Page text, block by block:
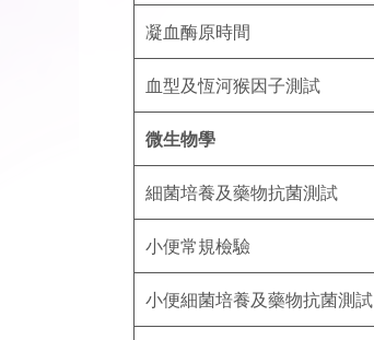
凝血酶原時間
血型及恆河猴因子測試
微生物學
細菌培養及藥物抗菌測試
小便常規檢驗
小便細菌培養及藥物抗菌測試